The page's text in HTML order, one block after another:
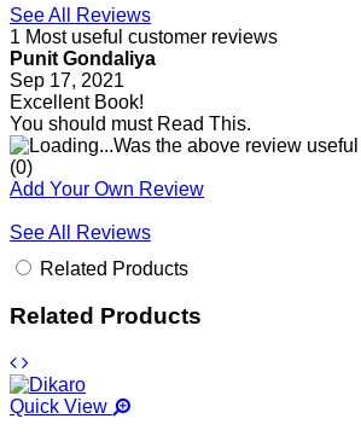
See All Reviews
1 Most useful customer reviews
Punit Gondaliya
Sep 17, 2021
Excellent Book!
You should must Read This.
Was the above review
(0)
Add Your Own Review
See All Reviews
Related Products
Related Products
Quick View